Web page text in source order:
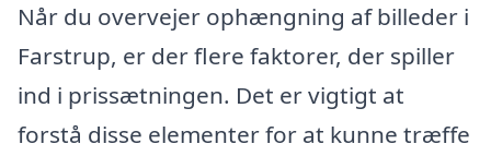
Når du overvejer ophængning af billeder i
Farstrup, er der flere faktorer, der spiller
ind i prissætningen. Det er vigtigt at
forstå disse elementer for at kunne træffe